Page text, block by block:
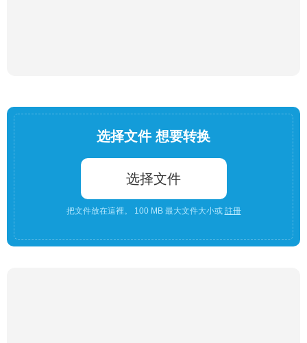
选择文件 想要转换
选择文件
把文件放在這裡。 100 MB 最大文件大小或 註冊